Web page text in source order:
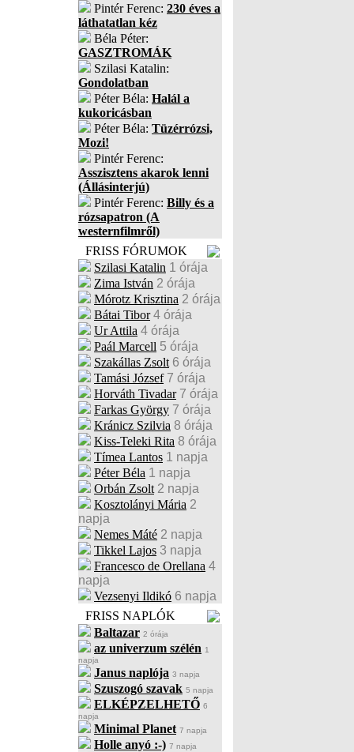
Pintér Ferenc: 230 éves a
láthatatlan kéz
Béla Péter:
GASZTROMÁK
Szilasi Katalin:
Gondolatban
Péter Béla: Halál a
kukoricásban
Péter Béla: Tüzérrózsi,
Mozi!
Pintér Ferenc:
Asszisztens akarok lenni
(Állásinterjú)
Pintér Ferenc: Billy és a
rózsapatron (A
westernfilmről)
FRISS FÓRUMOK
Szilasi Katalin 1 órája
Zima István 2 órája
Mórotz Krisztina 2 órája
Bátai Tibor 4 órája
Ur Attila 4 órája
Paál Marcell 5 órája
Szakállas Zsolt 6 órája
Tamási József 7 órája
Horváth Tivadar 7 órája
Farkas György 7 órája
Kránicz Szilvia 8 órája
Kiss-Teleki Rita 8 órája
Tímea Lantos 1 napja
Péter Béla 1 napja
Orbán Zsolt 2 napja
Kosztolányi Mária 2
napja
Nemes Máté 2 napja
Tikkel Lajos 3 napja
Francesco de Orellana 4
napja
Vezsenyi Ildikó 6 napja
FRISS NAPLÓK
Baltazar 2 órája
az univerzum szélén 1
napja
Janus naplója 3 napja
Szuszogó szavak 5 napja
ELKÉPZELHETŐ 6
napja
Minimal Planet 7 napja
Holle anyó :-) 7 napja